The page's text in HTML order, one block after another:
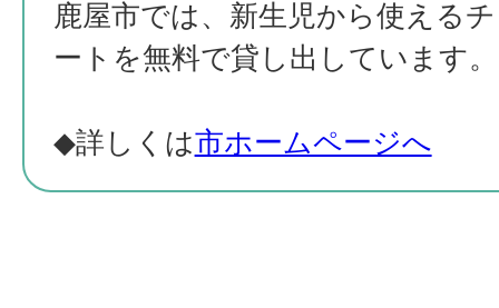
鹿屋市では、新生児から使える
ートを無料で貸し出しています。
◆詳しくは市ホームページへ